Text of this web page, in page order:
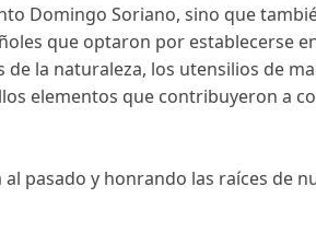
Domingo Soriano, sino que
que optaron por establecerse
la naturaleza, los utensilios de
elementos que contribuyeron a
pasado y honrando las raíces de